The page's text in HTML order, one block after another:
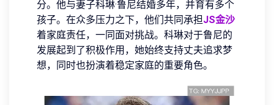
分。他与妻子科琳·鲁尼结婚多年，并育有多个
孩子。在众多压力之下，他们共同承担JS金沙
着家庭责任，一同面对挑战。科琳对于鲁尼的
发展起到了积极作用，她始终支持丈夫追求梦
想，同时也扮演着稳定家庭的重要角色。